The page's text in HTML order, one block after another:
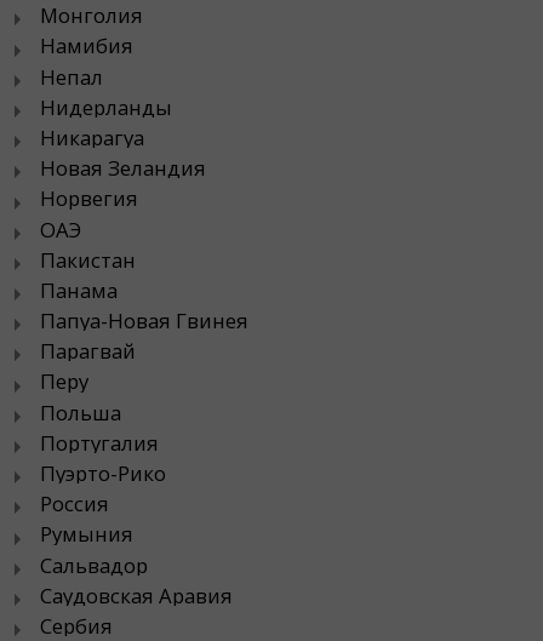
Монголия
Намибия
Непал
Нидерланды
Никарагуа
Новая Зеландия
Норвегия
ОАЭ
Пакистан
Панама
Папуа-Новая Гвинея
Парагвай
Перу
Польша
Португалия
Пуэрто-Рико
Россия
Румыния
Сальвадор
Саудовская Аравия
Сербия